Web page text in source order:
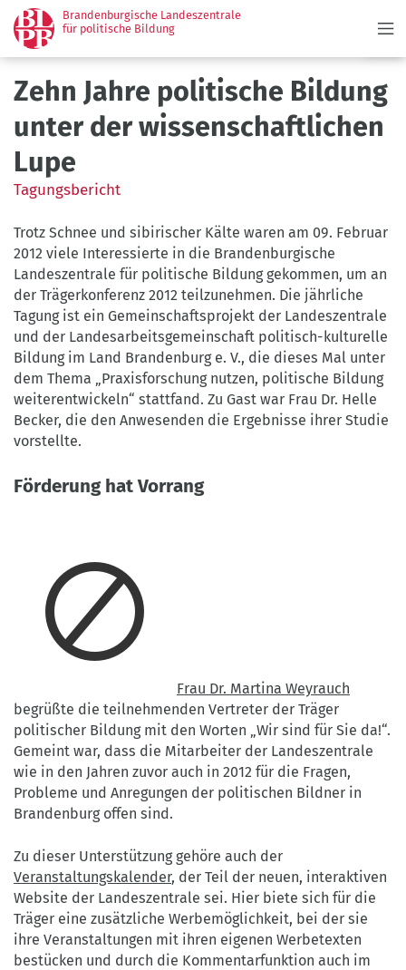
Direkt
zum
Inhalt
Brandenburgische Landeszentrale
für politische Bildung
Zehn Jahre politische Bildung
unter der wissenschaftlichen
Lupe
Tagungsbericht
Trotz Schnee und sibirischer Kälte waren am 09. Februar
2012 viele Interessierte in die Brandenburgische
Landeszentrale für politische Bildung gekommen, um an
der Trägerkonferenz 2012 teilzunehmen. Die jährliche
Tagung ist ein Gemeinschaftsprojekt der Landeszentrale
und der Landesarbeitsgemeinschaft politisch-kulturelle
Bildung im Land Brandenburg e. V., die dieses Mal unter
dem Thema „Praxisforschung nutzen, politische Bildung
weiterentwickeln“ stattfand. Zu Gast war Frau Dr. Helle
Becker, die den Anwesenden die Ergebnisse ihrer Studie
vorstellte.
Förderung hat Vorrang
Frau Dr. Martina Weyrauch
begrüßte die teilnehmenden Vertreter der Träger
politischer Bildung mit den Worten „Wir sind für Sie da!“.
Gemeint war, dass die Mitarbeiter der Landeszentrale
wie in den Jahren zuvor auch in 2012 für die Fragen,
Probleme und Anregungen der politischen Bildner in
Brandenburg offen sind.
Zu dieser Unterstützung gehöre auch der
Veranstaltungskalender, der Teil der neuen, interaktiven
Website der Landeszentrale sei. Hier biete sich für die
Träger eine zusätzliche Werbemöglichkeit, bei der sie
ihre Veranstaltungen mit ihren eigenen Werbetexten
bestücken und durch die Kommentarfunktion auch im